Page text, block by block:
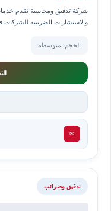
شركة تدقيق ومحاسبة تقدم خدمات
والاستشارات الضريبية للشركات
الحجم: متوسطة
✉
تدقيق وضرائب